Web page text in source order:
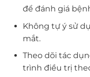
để đánh giá
Không tự ý sử
mắt.
Theo dõi tác
trình điều trị